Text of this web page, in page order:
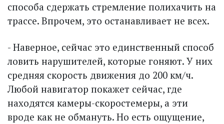
способа сдержать стремление полихачить на
трассе. Впрочем, это останавливает не всех.
- Наверное, сейчас это единственный способ
ловить нарушителей, которые гоняют. У них
средняя скорость движения до 200 км/ч.
Любой навигатор покажет сейчас, где
находятся камеры-скоростемеры, а эти
вроде как не обмануть. Но есть ощущение,